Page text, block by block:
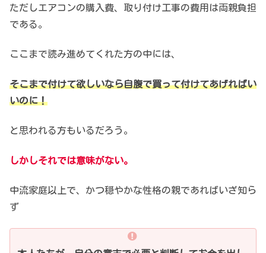
ただしエアコンの購入費、
取り付け工事の費用は両親負担
である。
ここまで読み進めてくれた方の中には、
そこまで付けて欲しいなら自腹で買って付けてあげればい
いのに！
と思われる方もいるだろう。
しかしそれでは意味がない。
中流家庭以上で、かつ穏やかな性格の親であればいざ知ら
ず